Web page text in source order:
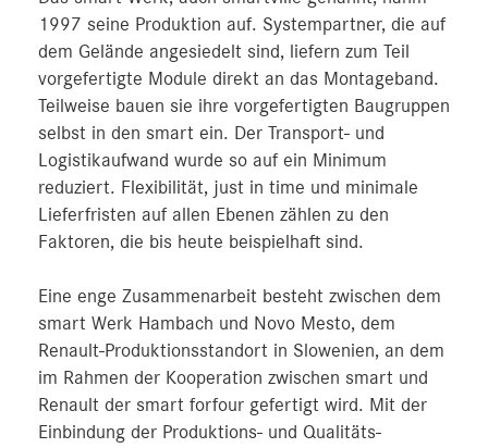
1997 seine Produktion auf. Systempartner, die auf
dem Gelände angesiedelt sind, liefern zum Teil
vorgefertigte Module direkt an das Montageband.
Teilweise bauen sie ihre vorgefertigten Baugruppen
selbst in den smart ein. Der Transport- und
Logistikaufwand wurde so auf ein Minimum
reduziert. Flexibilität, just in time und minimale
Lieferfristen auf allen Ebenen zählen zu den
Faktoren, die bis heute beispielhaft sind.
Eine enge Zusammenarbeit besteht zwischen dem
smart Werk Hambach und Novo Mesto, dem
Renault-Produktionsstandort in Slowenien, an dem
im Rahmen der Kooperation zwischen smart und
Renault der smart forfour gefertigt wird. Mit der
Einbindung der Produktions- und Qualitäts-